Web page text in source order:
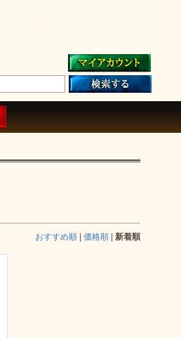
おすすめ順 価格順 新着順